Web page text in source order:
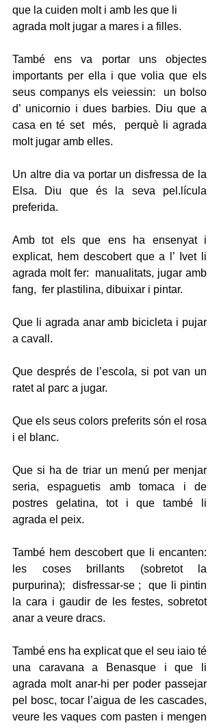
que la cuiden molt i amb les que li
agrada molt jugar a mares i a filles.
També ens va portar uns objectes
importants per ella i que volia que els
seus companys els veiessin:  un bolso
d’ unicornio i dues barbies. Diu que a
casa en té set  més,  perquè li agrada
molt jugar amb elles.
Un altre dia va portar un disfressa de la
Elsa. Diu que és la seva pel.lícula
preferida.
Amb tot els que ens ha ensenyat i
explicat, hem descobert que a l’ Ivet li
agrada molt fer:  manualitats, jugar amb
fang,  fer plastilina, dibuixar i pintar.
Que li agrada anar amb bicicleta i pujar
a cavall.
Que després de l’escola, si pot van un
ratet al parc a jugar.
Que els seus colors preferits són el rosa
i el blanc.
Que si ha de triar un menú per menjar
seria, espaguetis amb tomaca i de
postres gelatina, tot i que també li
agrada el peix.
També hem descobert que li encanten:
les coses brillants (sobretot la
purpurina);  disfressar-se ;  que li pintin
la cara i gaudir de les festes, sobretot
anar a veure dracs.
També ens ha explicat que el seu iaio té
una caravana a Benasque i que li
agrada molt anar-hi per poder passejar
pel bosc, tocar l’aigua de les cascades,
veure les vaques com pasten i mengen